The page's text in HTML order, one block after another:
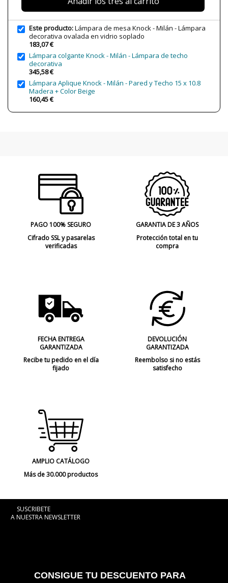
Año Lanzamiento
2020
Tipo de Lámpara
Lámparas de Mesa
Etiqueta Energética
A++
Este producto:Lámpara de mesa Knock - Milán - Lámpara
decorativa ovalada en vidrio soplado
183,07 €
Lámpara colgante Knock - Milán - Lámpara de techo
decorativa
345,58 €
Lámpara Aplique Knock - Milán - Pared y Techo 15 x 10.8
Madera + Color Beige
160,45 €
PAGO 100% SEGURO
Cifrado SSL y pasarelas
verificadas
GARANTIA DE 3 AÑOS
Protección total en tu
compra
FECHA ENTREGA
GARANTIZADA
Recibe tu pedido en el día
fijado
DEVOLUCIÓN
GARANTIZADA
Reembolso si no estás
satisfecho
AMPLIO CATÁLOGO
Más de 30.000 productos
SUSCRIBETE
A NUESTRA NEWSLETTER